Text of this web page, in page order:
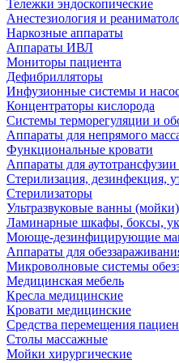
Тележки эндоскопические
Анестезиология и
Наркозные аппараты
Аппараты ИВЛ
Мониторы пациента
Дефибрилляторы
Инфузионные системы и
Концентраторы кислорода
Системы терморегуляции и
Аппараты для непрямого
Функциональные кровати
Аппараты для
Стерилизация, дезинфекция,
Стерилизаторы
Ультразвуковые ванны (мойки)
Ламинарные шкафы, боксы,
Моюще-дезинфицирующие
Аппараты для
Микроволновые системы
Медицинская мебель
Кресла медицинские
Кровати медицинские
Средства перемещения
Столы массажные
Мойки хирургические